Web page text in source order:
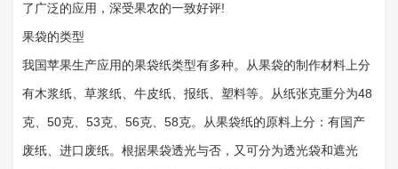
了广泛的应用，深受果农的一致好评!
果袋的类型
我国苹果生产应用的果袋纸类型有多种。从果袋的制作材料上分
有木浆纸、草浆纸、牛皮纸、报纸、塑料等。从纸张克重分为48
克、50克、53克、56克、58克。从果袋纸的原料上分：有国产
废纸、进口废纸。根据果袋透光与否，又可分为透光袋和遮光